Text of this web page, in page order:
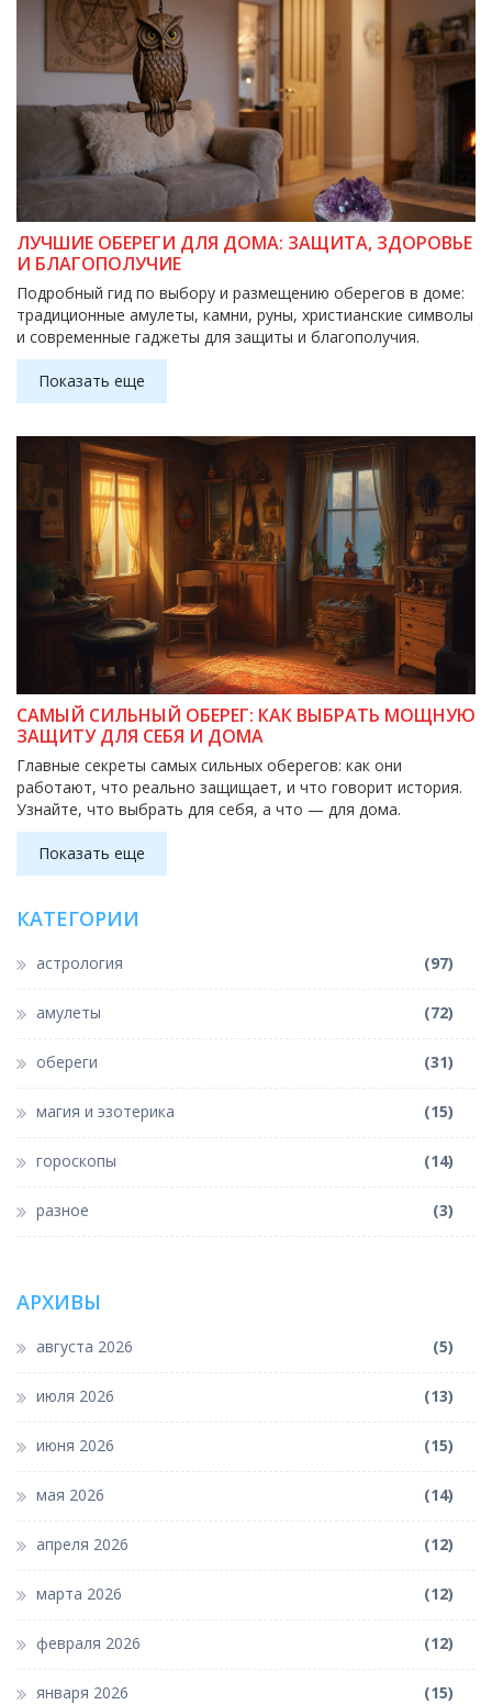
ЛУЧШИЕ ОБЕРЕГИ ДЛЯ ДОМА: ЗАЩИТА, ЗДОРОВЬЕ
И БЛАГОПОЛУЧИЕ
Подробный гид по выбору и размещению оберегов в доме:
традиционные амулеты, камни, руны, христианские символы
и современные гаджеты для защиты и благополучия.
Показать еще
САМЫЙ СИЛЬНЫЙ ОБЕРЕГ: КАК ВЫБРАТЬ МОЩНУЮ
ЗАЩИТУ ДЛЯ СЕБЯ И ДОМА
Главные секреты самых сильных оберегов: как они
работают, что реально защищает, и что говорит история.
Узнайте, что выбрать для себя, а что — для дома.
Показать еще
КАТЕГОРИИ
астрология (97)
амулеты (72)
обереги (31)
магия и эзотерика (15)
гороскопы (14)
разное (3)
АРХИВЫ
августа 2026 (5)
июля 2026 (13)
июня 2026 (15)
мая 2026 (14)
апреля 2026 (12)
марта 2026 (12)
февраля 2026 (12)
января 2026 (15)